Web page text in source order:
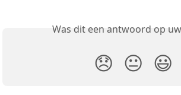
Was dit een antwoord op
😞 😐 😃